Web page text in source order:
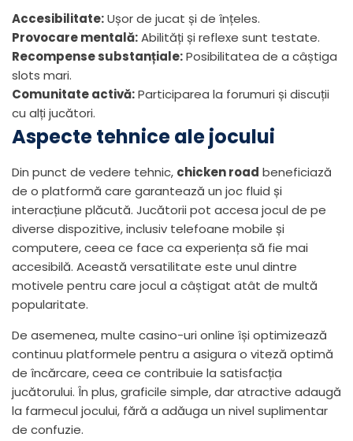
Accesibilitate:Ușor de jucat și de înțeles.
Provocare mentală:Abilități și reflexe sunt testate.
Recompense substanțiale:Posibilitatea de a câștiga
slots mari.
Comunitate activă:Participarea la forumuri și discuții
cu alți jucători.
Aspecte tehnice ale jocului
Din punct de vedere tehnic, chicken road beneficiază
de o platformă care garantează un joc fluid și
interacțiune plăcută. Jucătorii pot accesa jocul de pe
diverse dispozitive, inclusiv telefoane mobile și
computere, ceea ce face ca experiența să fie mai
accesibilă. Această versatilitate este unul dintre
motivele pentru care jocul a câștigat atât de multă
popularitate.
De asemenea, multe casino-uri online își optimizează
continuu platformele pentru a asigura o viteză optimă
de încărcare, ceea ce contribuie la satisfacția
jucătorului. În plus, graficile simple, dar atractive adaugă
la farmecul jocului, fără a adăuga un nivel suplimentar
de confuzie.